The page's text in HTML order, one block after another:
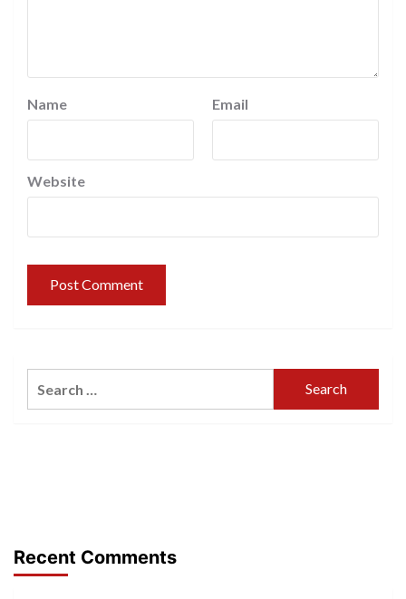
Name Email
Website
Recent Comments